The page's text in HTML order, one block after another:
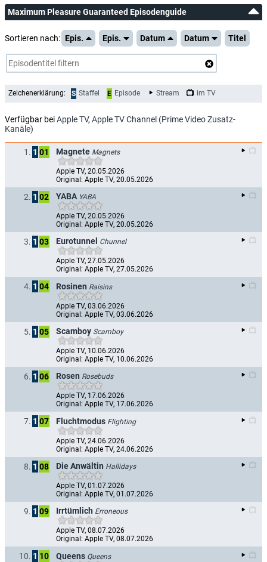
Maximum Pleasure Guaranteed Episodenguide
Sortieren nach: Epis. Epis. Datum Datum Titel
Zeichenerklärung: S Staffel E Episode Stream im TV
Verfügbar beiApple TV, Apple TV Channel (Prime Video Zusatz-
Kanäle)
1. 1 01 Magnete Magnets
Apple TV, 20.05.2026
Original: Apple TV, 20.05.2026
2. 1 02 YABA YABA
Apple TV, 20.05.2026
Original: Apple TV, 20.05.2026
3. 1 03 Eurotunnel Chunnel
Apple TV, 27.05.2026
Original: Apple TV, 27.05.2026
4. 1 04 Rosinen Raisins
Apple TV, 03.06.2026
Original: Apple TV, 03.06.2026
5. 1 05 Scamboy Scamboy
Apple TV, 10.06.2026
Original: Apple TV, 10.06.2026
6. 1 06 Rosen Rosebuds
Apple TV, 17.06.2026
Original: Apple TV, 17.06.2026
7. 1 07 Fluchtmodus Flighting
Apple TV, 24.06.2026
Original: Apple TV, 24.06.2026
8. 1 08 Die Anwältin Hallidays
Apple TV, 01.07.2026
Original: Apple TV, 01.07.2026
9. 1 09 Irrtümlich Erroneous
Apple TV, 08.07.2026
Original: Apple TV, 08.07.2026
10. 1 10 Queens Queens